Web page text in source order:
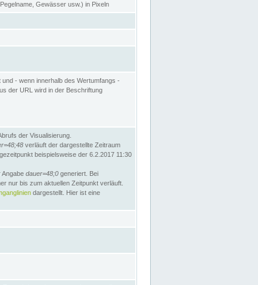
Gewässer usw.) in Pixeln
- wenn innerhalb des Wertumfangs -
der URL wird in der Beschriftung
der Visualisierung.
verläuft der dargestellte Zeitraum
beispielsweise der 6.2.2017 11:30
Angabe dauer=48;0 generiert. Bei
nur bis zum aktuellen Zeitpunkt verläuft.
dargestellt. Hier ist eine